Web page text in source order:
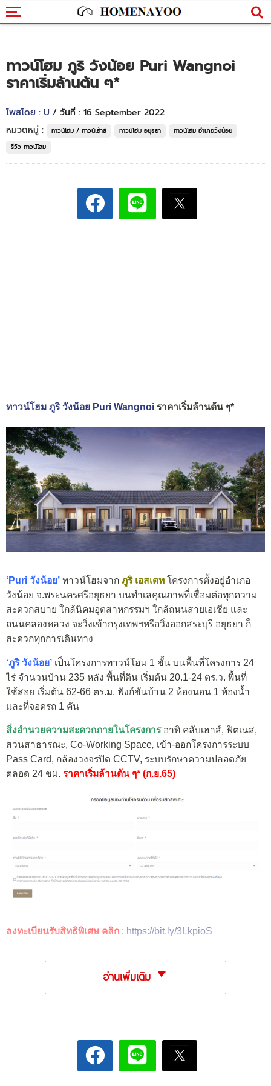
ทาวน์โฮม ภูริ วังน้อย Puri Wangnoi
ราคาเริ่มล้านต้น ๆ*
โพสโดย : U / วันที่ : 16 September 2022
หมวดหมู่ :
ทาวน์โฮม / ทาวน์เฮ้าส์ ทาวน์โฮม อยุธยา
ทาวน์โฮม อำเภอวังน้อย
รีวิว ทาวน์โฮม
ทาวน์โฮม ภูริ วังน้อย Puri Wangnoi ราคาเริ่มล้านต้น ๆ*
‘Puri วังน้อย’ ทาวน์โฮมจาก ภูริ เอสเตท โครงการตั้งอยู่อำเภอ
วังน้อย จ.พระนครศรีอยุธยา บนทำเลคุณภาพที่เชื่อมต่อทุกความ
สะดวกสบาย ใกล้นิคมอุตสาหกรรมฯ ใกล้ถนนสายเอเชีย และ
ถนนคลองหลวง จะวิ่งเข้ากรุงเทพฯหรือวิ่งออกสระบุรี อยุธยา ก็
สะดวกทุกการเดินทาง
‘ภูริ วังน้อย’ เป็นโครงการทาวน์โฮม 1 ชั้น บนพื้นที่โครงการ 24
ไร่ จำนวนบ้าน 235 หลัง พื้นที่ดิน เริ่มต้น 20.1-24 ตร.ว. พื้นที่
ใช้สอย เริ่มต้น 62-66 ตร.ม. ฟังก์ชันบ้าน 2 ห้องนอน 1 ห้องน้ำ
และที่จอดรถ 1 คัน
สิ่งอำนวยความสะดวกภายในโครงการอาทิ คลับเฮาส์, ฟิตเนส,
สวนสาธารณะ, Co-Working Space, เข้า-ออกโครงการระบบ
Pass Card, กล้องวงจรปิด CCTV, ระบบรักษาความปลอดภัย
ตลอด 24 ชม. ราคาเริ่มล้านต้น ๆ* (ก.ย.65)
ลงทะเบียนรับสิทธิพิเศษ คลิก : https://bit.ly/3LkpioS
อ่านเพิ่มเติม